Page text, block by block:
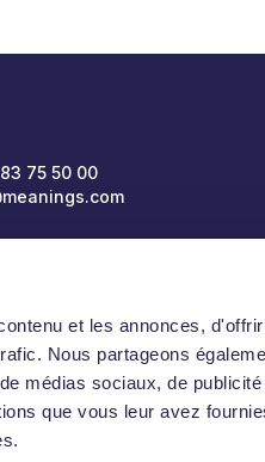
et les annonces,
Nous partageons
médias sociaux, de
que vous leur avez
75 50 00